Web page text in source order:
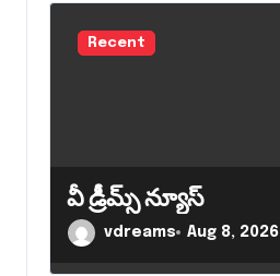
Recent
వీ డ్రీమ్స్ న్యూస్
vdreams Aug 8, 2026